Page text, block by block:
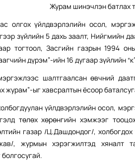
Журам шинэчлэн батлах
олгох үйлдвэрлэлийн осол,
зүйлийн 5 дахь заалт, Нийгмийн
тогтоол, Засгийн газрын 1994
дүрэм”-ийн 16 дугаар зүйлийн
шалтгаалсан өвчний
журам”-ыг хавсралтын ёсоор
үйлдвэрлэлийн осол,
төлөх хөрөнгийн хэмжээг
газар /Ц.Дашдондог/,
, журмын хэрэгжилтэд хяналт